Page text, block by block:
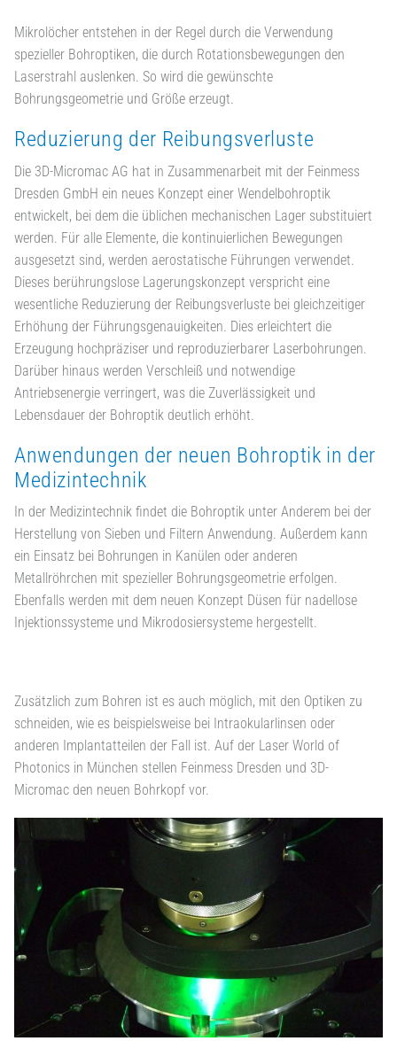
Mikrolöcher entstehen in der Regel durch die Verwendung
spezieller Bohroptiken, die durch Rotationsbewegungen den
Laserstrahl auslenken. So wird die gewünschte
Bohrungsgeometrie und Größe erzeugt.
Reduzierung der Reibungsverluste
Die 3D-Micromac AG hat in Zusammenarbeit mit der Feinmess
Dresden GmbH ein neues Konzept einer Wendelbohroptik
entwickelt, bei dem die üblichen mechanischen Lager substituiert
werden. Für alle Elemente, die kontinuierlichen Bewegungen
ausgesetzt sind, werden aerostatische Führungen verwendet.
Dieses berührungslose Lagerungskonzept verspricht eine
wesentliche Reduzierung der Reibungsverluste bei gleichzeitiger
Erhöhung der Führungsgenauigkeiten. Dies erleichtert die
Erzeugung hochpräziser und reproduzierbarer Laserbohrungen.
Darüber hinaus werden Verschleiß und notwendige
Antriebsenergie verringert, was die Zuverlässigkeit und
Lebensdauer der Bohroptik deutlich erhöht.
Anwendungen der neuen Bohroptik in der
Medizintechnik
In der Medizintechnik findet die Bohroptik unter Anderem bei der
Herstellung von Sieben und Filtern Anwendung. Außerdem kann
ein Einsatz bei Bohrungen in Kanülen oder anderen
Metallröhrchen mit spezieller Bohrungsgeometrie erfolgen.
Ebenfalls werden mit dem neuen Konzept Düsen für nadellose
Injektionssysteme und Mikrodosiersysteme hergestellt.
Zusätzlich zum Bohren ist es auch möglich, mit den Optiken zu
schneiden, wie es beispielsweise bei Intraokularlinsen oder
anderen Implantatteilen der Fall ist. Auf der Laser World of
Photonics in München stellen Feinmess Dresden und 3D-
Micromac den neuen Bohrkopf vor.